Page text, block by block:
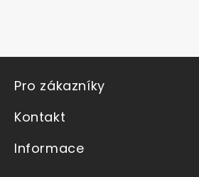
Pro zákazníky
Kontakt
Informace